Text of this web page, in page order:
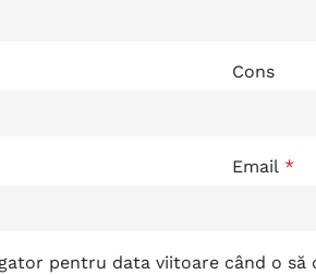
Cons
Email *
pentru data viitoare când o să